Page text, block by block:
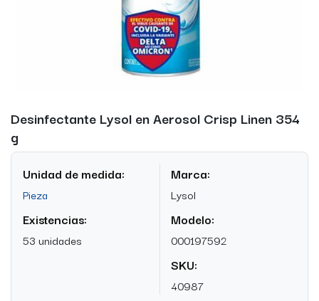
Desinfectante Lysol en Aerosol Crisp Linen 354
g
Unidad de medida:
Pieza
Existencias:
53 unidades
Marca:
Lysol
Modelo:
000197592
SKU:
40987